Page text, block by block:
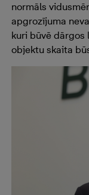
normāls
apgrozījuma
kuri būvē dārgos
objektu skaita